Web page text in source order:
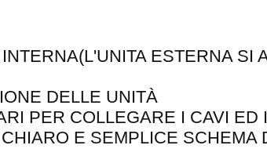
ESTERNA SI
DELLE UNITÀ
PER COLLEGARE I CAVI ED
E SEMPLICE SCHEMA